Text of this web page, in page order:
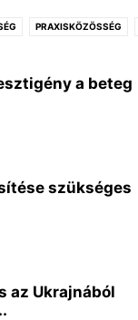
PRAXISKÖZÖSSÉG
a beteg
szükséges
az Ukrajnából